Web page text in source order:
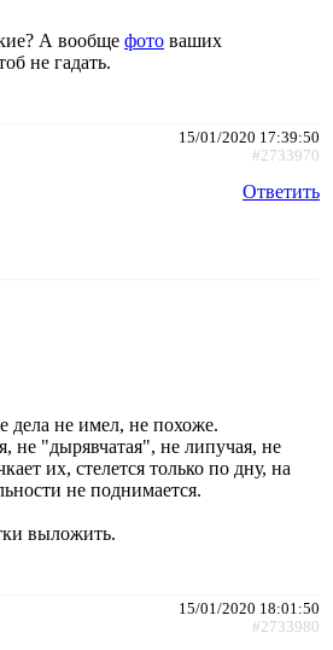
А вообще фото ваших
не гадать.
15/01/2020 17:39:50
#2733970
Ответить
дела не имел, не похоже.
не "дырявчатая", не липучая, не
их, стелется только по дну, на
не поднимается.
выложить.
15/01/2020 18:01:50
#2733980